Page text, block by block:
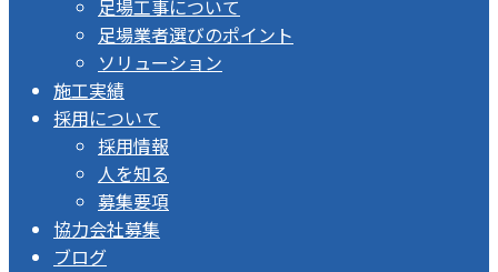
足場工事について
足場業者選びのポイント
ソリューション
施工実績
採用について
採用情報
人を知る
募集要項
協力会社募集
ブログ